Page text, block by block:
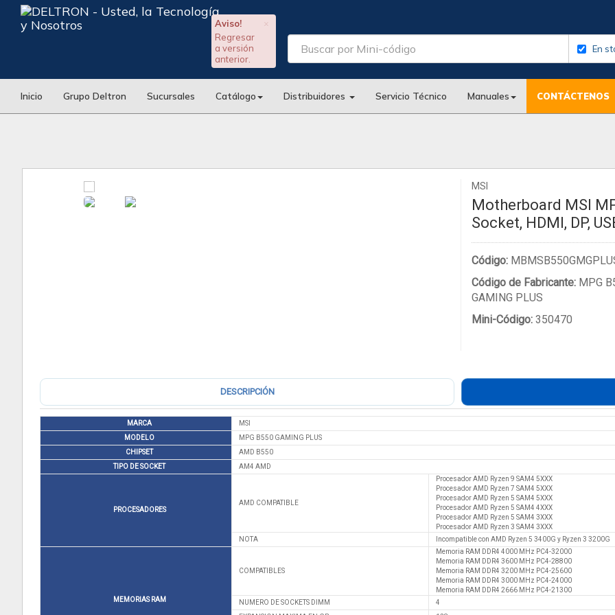
×
Aviso!
Regresar
a versión
anterior.
En
Inicio Grupo Deltron Sucursales Catálogo Distribuidores Servicio Técnico Manuales CONTÁCTENOS
MSI
Motherboard MSI
Socket, HDMI, DP,
Código:
Código de Fabricante: MPG
GAMING PLUS
Mini-Código: 350470
DESCRIPCIÓN
MARCA
MSI
MODELO
MPG B550 GAMING PLUS
CHIPSET
AMD B550
TIPO DE SOCKET
AM4 AMD
PROCESADORES
AMD COMPATIBLE
Procesador AMD Ryzen 9 SAM4 5XXX
Procesador AMD Ryzen 7 SAM4 5XXX
Procesador AMD Ryzen 5 SAM4 5XXX
Procesador AMD Ryzen 5 SAM4 4XXX
Procesador AMD Ryzen 5 SAM4 3XXX
Procesador AMD Ryzen 3 SAM4 3XXX
NOTA
Incompatible con AMD Ryzen 5 3400G y Ryzen 3 3200G
MEMORIAS RAM
COMPATIBLES
Memoria RAM DDR4 4000 MHz PC4-32000
Memoria RAM DDR4 3600 MHz PC4-28800
Memoria RAM DDR4 3200 MHz PC4-25600
Memoria RAM DDR4 3000 MHz PC4-24000
Memoria RAM DDR4 2666 MHz PC4-21300
NUMERO DE SOCKETS DIMM
4